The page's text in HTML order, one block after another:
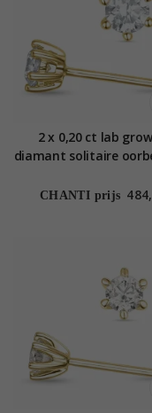
2 x 0,20 ct lab
diamant solitaire
diamant
CHANTI prijs